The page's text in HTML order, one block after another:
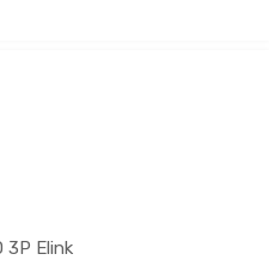
3P Elink